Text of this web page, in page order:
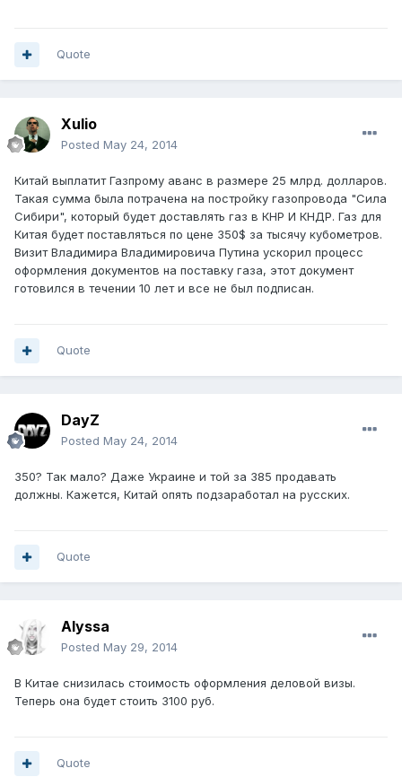
Quote
Xulio
Posted May 24, 2014
Китай выплатит Газпрому аванс в размере 25 млрд. долларов.
Такая сумма была потрачена на постройку газопровода "Сила
Сибири", который будет доставлять газ в КНР И КНДР. Газ для
Китая будет поставляться по цене 350$ за тысячу кубометров.
Визит Владимира Владимировича Путина ускорил процесс
оформления документов на поставку газа, этот документ
готовился в течении 10 лет и все не был подписан.
Quote
DayZ
Posted May 24, 2014
350? Так мало? Даже Украине и той за 385 продавать
должны. Кажется, Китай опять подзаработал на русских.
Quote
Alyssa
Posted May 29, 2014
В Китае снизилась стоимость оформления деловой визы.
Теперь она будет стоить 3100 руб.
Quote